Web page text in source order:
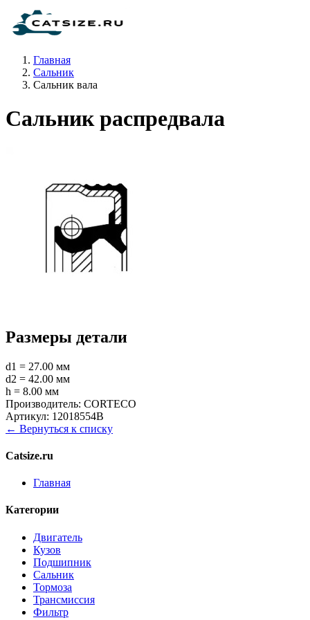
Главная
Сальник
Сальник вала
Сальник распредвала
Размеры детали
d1 = 27.00 мм
d2 = 42.00 мм
h = 8.00 мм
Производитель: CORTECO
Артикул: 12018554B
← Вернуться к списку
Catsize.ru
Главная
Категории
Двигатель
Кузов
Подшипник
Сальник
Тормоза
Трансмиссия
Фильтр